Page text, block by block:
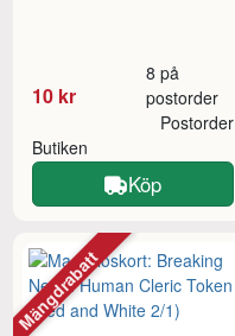
10 kr
8 på
postorder
Butiken
Postorder
Köp
Mängdrabatt